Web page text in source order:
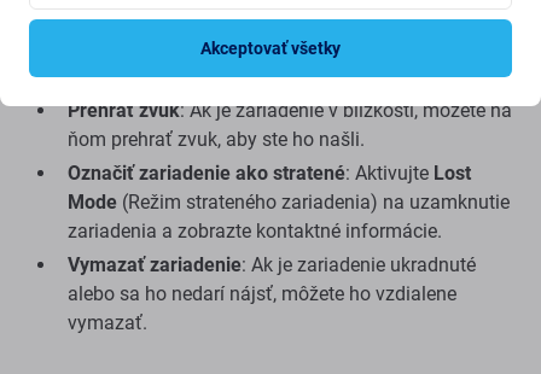
Prehrať zvuk: Ak je zariadenie v blízkosti, môžete na
ňom prehrať zvuk, aby ste ho našli.
Označiť zariadenie ako stratené: Aktivujte Lost
Mode (Režim strateného zariadenia) na uzamknutie
zariadenia a zobrazte kontaktné informácie.
Vymazať zariadenie: Ak je zariadenie ukradnuté
alebo sa ho nedarí nájsť, môžete ho vzdialene
vymazať.
Akceptovať všetky